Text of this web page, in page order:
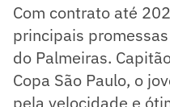
Com contrato até
principais
do Palmeiras.
Copa São Paulo, o
pela velocidade e